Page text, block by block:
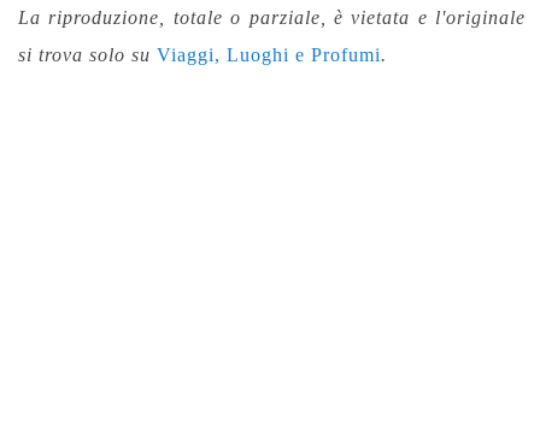
La riproduzione, totale o parziale, è vietata e l'originale
si trova solo su Viaggi, Luoghi e Profumi.